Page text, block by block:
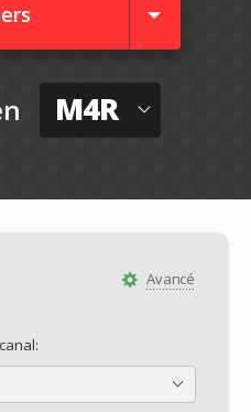
M4R
Avancé